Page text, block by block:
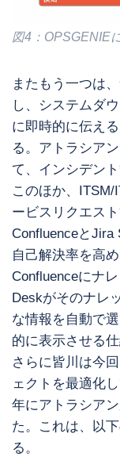
図4：OPSGENIE
またもう一つは
し、システムダ
に即時的に伝え
る。アトラシア
て、インシデン
このほか、
ービスリクエス
ConfluenceとJira
自己解決率を高
Confluenceにナ
Deskがそのナレ
な情報を自動で
的に表示させる仕
さらに皆川は今
ェクトを最適化
年にアトラシア
た。これは、以
る。